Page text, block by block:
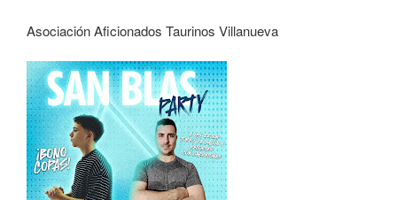
Asociación Aficionados Taurinos Villanueva